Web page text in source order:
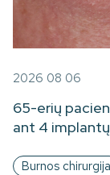
2026 08 06
65-erių
ant 4 implantų
Burnos chirurgija